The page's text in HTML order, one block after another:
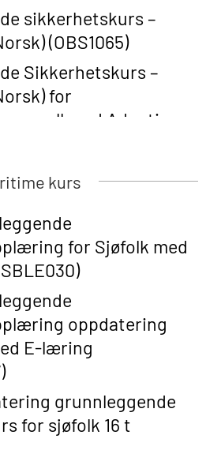
sikkerhetskurs –
(OBS1065)
Sikkerhetskurs –
for
med Adaptive
(English) – with
(OBSBLE047)
– Refresher
with E-learning
– Refresher
(OBS1063)
– Refresher
for emergency
with Adaptive E-
kurs
for Sjøfolk med
oppdatering
E-læring
grunnleggende
for sjøfolk 16 t